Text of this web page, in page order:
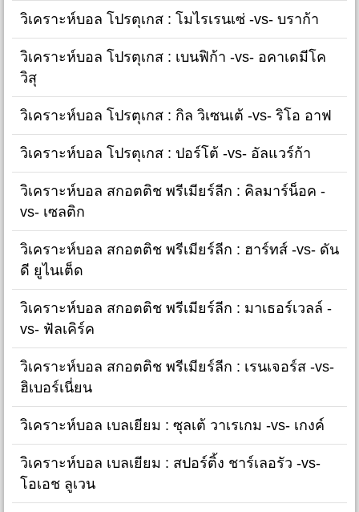
วิเคราะห์บอล โปรตุเกส : โมไรเรนเซ่ -vs- บราก้า
วิเคราะห์บอล โปรตุเกส : เบนฟิก้า -vs- อคาเดมีโค
วิสุ
วิเคราะห์บอล โปรตุเกส : กิล วิเซนเต้ -vs- ริโอ อาฟ
วิเคราะห์บอล โปรตุเกส : ปอร์โต้ -vs- อัลแวร์ก้า
วิเคราะห์บอล สกอตติช พรีเมียร์ลีก : คิลมาร์น็อค -
vs- เซลติก
วิเคราะห์บอล สกอตติช พรีเมียร์ลีก : ฮาร์ทส์ -vs- ดัน
ดี ยูไนเต็ด
วิเคราะห์บอล สกอตติช พรีเมียร์ลีก : มาเธอร์เวลล์ -
vs- ฟัลเคิร์ค
วิเคราะห์บอล สกอตติช พรีเมียร์ลีก : เรนเจอร์ส -vs-
ฮิเบอร์เนี่ยน
วิเคราะห์บอล เบลเยียม : ซุลเต้ วาเรเกม -vs- เกงค์
วิเคราะห์บอล เบลเยียม : สปอร์ติ้ง ชาร์เลอรัว -vs-
โอเอช ลูเวน